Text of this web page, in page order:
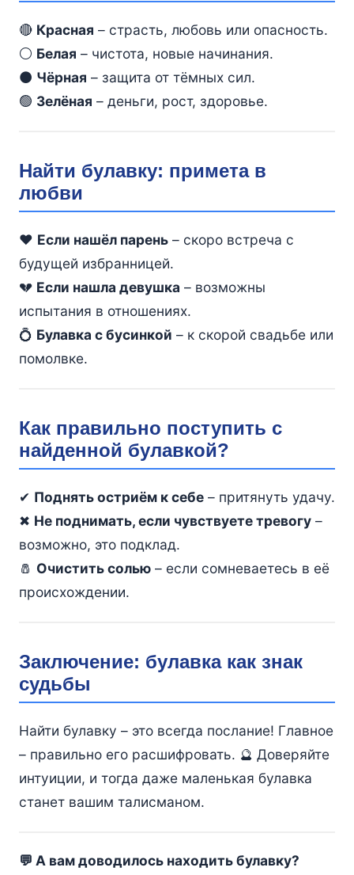
🔴 Красная – страсть, любовь или опасность.
⚪ Белая – чистота, новые начинания.
⚫ Чёрная – защита от тёмных сил.
🟢 Зелёная – деньги, рост, здоровье.
Найти булавку: примета в
любви
❤️ Если нашёл парень– скоро встреча с
будущей избранницей.
💔 Если нашла девушка – возможны
испытания в отношениях.
💍 Булавка с бусинкой – к скорой свадьбе или
помолвке.
Как правильно поступить с
найденной булавкой?
✔ Поднять остриём к себе– притянуть удачу.
✖ Не поднимать, если чувствуете тревогу–
возможно, это подклад.
🧂 Очистить солью– если сомневаетесь в её
происхождении.
Заключение: булавка как знак
судьбы
Найти булавку – это всегда послание! Главное
– правильно его расшифровать. 🔮 Доверяйте
интуиции, и тогда даже маленькая булавка
станет вашим талисманом.
💬 А вам доводилось находить булавку?